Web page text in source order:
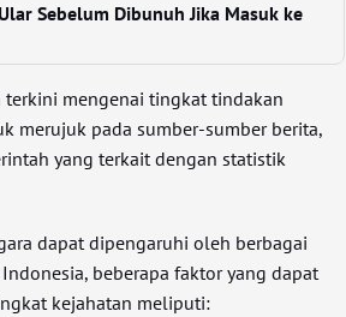
Sebelum Dibunuh Jika Masuk ke
mengenai tingkat tindakan
merujuk pada sumber-sumber berita,
yang terkait dengan statistik
dapat dipengaruhi oleh berbagai
beberapa faktor yang dapat
kejahatan meliputi: